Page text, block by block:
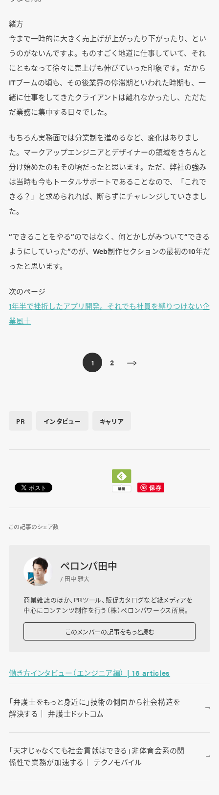
緒方
今まで一時的に大きく売上げが上がったり下がったり、とい
うのがないんですよ。ものすごく地道に仕事していて、それ
にともなって徐々に売上げも伸びていった印象です。だから
ITブームの頃も、その後業界の停滞期といわれた時期も、一
緒に仕事をしてきたクライアントは離れなかったし、ただた
だ業務に集中する日々でした。
もちろん実務面では分業制を進めるなど、変化はありまし
た。マークアップエンジニアとデザイナーの領域をきちんと
分け始めたのもその頃だったと思います。ただ、弊社の強み
は当時も今もトータルサポートであることなので、「これで
きる？」と求められれば、断らずにチャレンジしていきまし
た。
“できることをやる”のではなく、何とかしがみついて“できる
ようにしていった”のが、Web制作セクションの最初の10年だ
ったと思います。
次のページ
1年半で挫折したアプリ開発。それでも社員を縛りつけない企
業風土
1 2
PR インタビュー キャリア
この記事のシェア数
ペロンパ田中
/ 田中 雅大
商業雑誌のほか、PRツール、販促カタログなど紙メディアを
中心にコンテンツ制作を行う（株）ペロンパワークス所属。
このメンバーの記事をもっと読む
働き方インタビュー（エンジニア編） | 16 articles
「弁護士をもっと身近に」技術の側面から社会構造を
解決する｜ 弁護士ドットコム
「天才じゃなくても社会貢献はできる」非体育会系の関
係性で業務が加速する｜ テクノモバイル